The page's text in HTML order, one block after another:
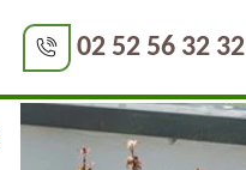
02 52 56 32 32